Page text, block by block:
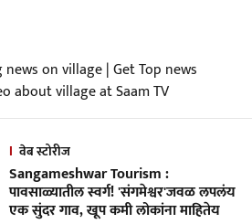
on village | Get Top news
about village at Saam TV
वेब स्टोरीज
Sangameshwar Tourism :
पावसाळ्यातील स्वर्ग! 'संगमेश्वर'जवळ लपलंय
एक सुंदर गाव, खूप कमी लोकांना माहितेय